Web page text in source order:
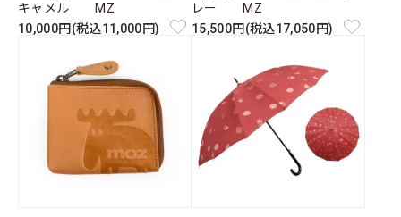
キャメル MZ
10,000円(税込11,000円)
レー MZ
15,500円(税込17,050円)